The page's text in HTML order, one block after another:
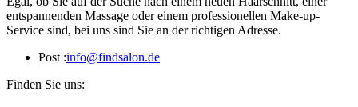
entspannenden Massage oder einem professionellen Make-up-
Service sind, bei uns sind Sie an der richtigen Adresse.
Post :info@findsalon.de
Finden Sie uns: